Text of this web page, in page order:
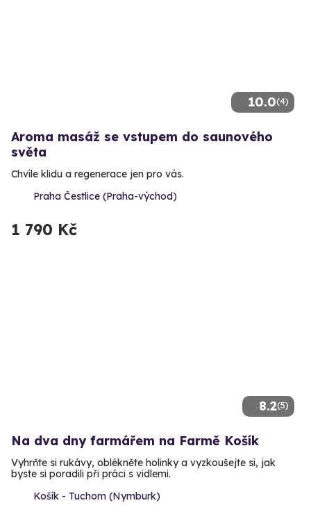
10.0(4)
Aroma masáž se vstupem do saunového
světa
Chvíle klidu a regenerace jen pro vás.
Praha Čestlice (Praha-východ)
1 790 Kč
8.2(5)
Na dva dny farmářem na Farmě Košík
Vyhrňte si rukávy, oblékněte holinky a vyzkoušejte si, jak
byste si poradili při práci s vidlemi.
Košík - Tuchom (Nymburk)